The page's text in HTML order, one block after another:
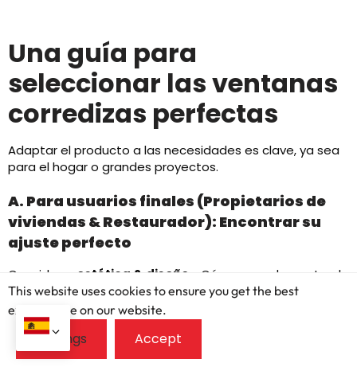
Una guía para
seleccionar las ventanas
corredizas perfectas
Adaptar el producto a las necesidades es clave, ya sea
para el hogar o grandes proyectos.
A. Para usuarios finales (Propietarios de
viviendas & Restaurador): Encontrar su
ajuste perfecto
Considerar estética & diseño : ¿Cómo complementa el
estilo tu hogar?? Las casas modernas podrían
adaptarse al aluminio delgado, casas tradicionales la
calidez de la madera. Los colores del marco y el
hardware son importantes. Piensa en la funcionalidad &
facilidad de uso. Fácil de limpieza? Los controles
This website uses cookies to ensure you get the best
exprerience on our website.